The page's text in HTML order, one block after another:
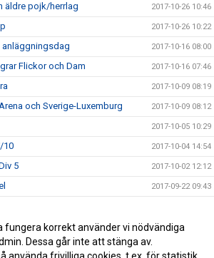
äldre pojk/herrlag 2017-10-26 10:46
2017-10-26 10:22
2017-10-16 08:00
Flickor och Dam 2017-10-16 07:46
2017-10-09 08:19
och Sverige-Luxemburg 2017-10-09 08:12
2017-10-05 10:29
10 2017-10-04 14:54
5 2017-10-02 12:12
2017-09-22 09:43
2017-09-18 10:07
2017-09-18 10:03
fungera korrekt använder vi nödvändiga
Dessa går inte att stänga av.